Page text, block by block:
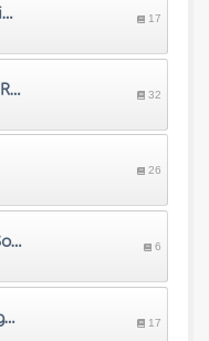
Die Sunan der Fitra (Auf die natürliche Veranlagung bezogene Handlungen) 17
Rechtsurteile über Wudû' (Rituelle Waschung) 32
26
Bestreichen der Schuhe, Socken und Schienen 6
Tayammum (Rituelle Reinigung ohne Wasser) 17